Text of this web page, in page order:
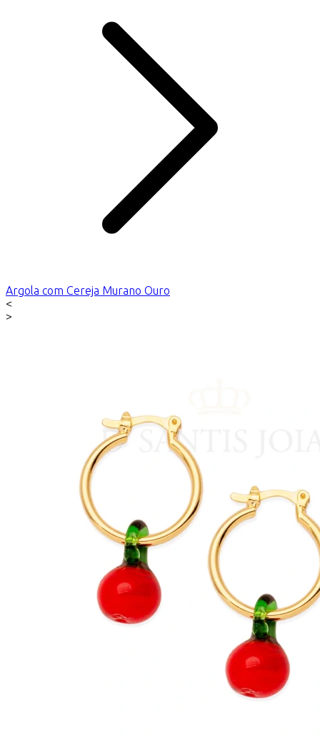
Argola com Cereja Murano Ouro
<
>